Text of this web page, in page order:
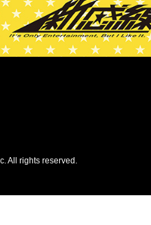
All rights reserved.